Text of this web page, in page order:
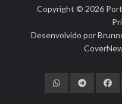
Copyright © 2026
Desenvolvido por